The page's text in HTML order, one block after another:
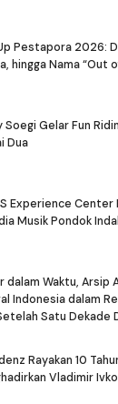
Pestapora 2026:
hingga Nama “Out
Soegi Gelar Fun
Dua
Experience Center
Musik Pondok
dalam Waktu, Arsip
Indonesia dalam
Satu Dekade
Rayakan 10
Vladimir